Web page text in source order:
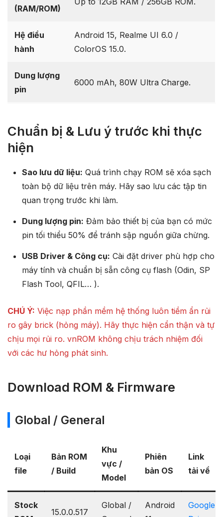
(RAM/ROM)
Hệ điều
hành
Android 15, Realme UI 6.0 /
ColorOS 15.0.
Dung lượng
pin
6000 mAh, 80W Ultra Charge.
Chuẩn bị & Lưu ý trước khi thực
hiện
Sao lưu dữ liệu: Quá trình chạy ROM sẽ xóa sạch
toàn bộ dữ liệu trên máy. Hãy sao lưu các tập tin
quan trọng trước khi làm.
Dung lượng pin: Đảm bảo thiết bị của bạn có mức
pin tối thiểu 50% để tránh sập nguồn giữa chừng.
USB Driver & Công cụ: Cài đặt driver phù hợp cho
máy tính và chuẩn bị sẵn công cụ flash (Odin, SP
Flash Tool, QFIL… ).
CHÚ Ý: Việc nạp phần mềm hệ thống luôn tiềm ẩn rủi
ro gây brick (hỏng máy). Hãy thực hiện cẩn thận và tự
chịu mọi rủi ro. vnROM không chịu trách nhiệm đối
với các hư hỏng phát sinh.
Download ROM & Firmware
Global / General
Loại
file
Bản ROM
/ Build
Khu
vực /
Model
Phiên
bản OS
Link
tải về
Stock
15.0.0.517
Global /
Android
Google